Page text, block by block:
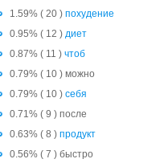
1.59% ( 20 ) похудение
0.95% ( 12 ) диет
0.87% ( 11 ) чтоб
0.79% ( 10 ) можно
0.79% ( 10 ) себя
0.71% ( 9 ) после
0.63% ( 8 ) продукт
0.56% ( 7 ) быстро